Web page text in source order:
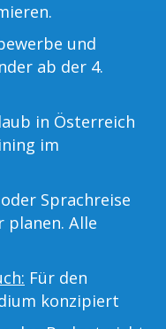
und
ab der 4.
in Österreich
im
Sprachreise
planen. Alle
Für den
konzipiert